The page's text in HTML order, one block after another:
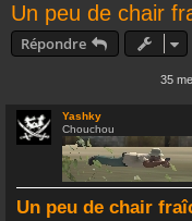
Boutique TTK
TROMBI
Sujets sans réponse
Sujets actifs
Rechercher
Un peu de chair
Répondre
35
Yashky
Chouchou
Un peu de chair